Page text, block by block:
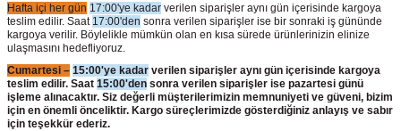
Hafta içi her gün 17:00'ye kadar verilen siparişler aynı gün içerisinde kargoya
teslim edilir. Saat 17:00'den sonra verilen siparişler ise bir sonraki iş gününde
kargoya verilir. Böylelikle mümkün olan en kısa sürede ürünlerinizin elinize
ulaşmasını hedefliyoruz.
Cumartesi – 15:00'ye kadar verilen siparişler aynı gün içerisinde kargoya
teslim edilir. Saat 15:00'den sonra verilen siparişler ise pazartesi günü
işleme alınacaktır. Siz değerli müşterilerimizin memnuniyeti ve güveni, bizim
için en önemli önceliktir. Kargo süreçlerimizde gösterdiğiniz anlayış ve sabır
için teşekkür ederiz.